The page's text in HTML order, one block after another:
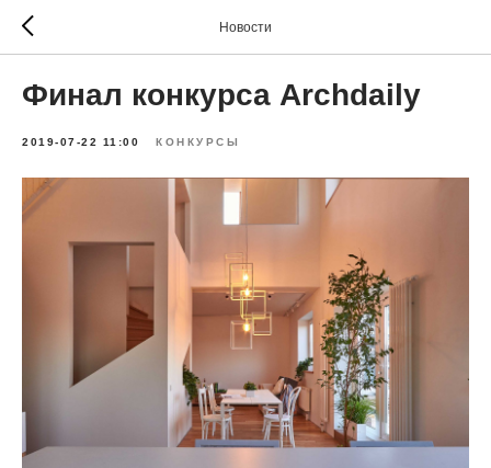
Новости
Финал конкурса Archdaily
2019-07-22 11:00 КОНКУРСЫ